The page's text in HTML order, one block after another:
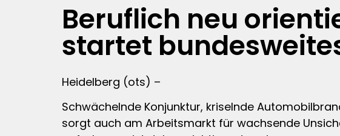
Beruflich neu
startet
Heidelberg (ots) –
Schwächelnde Konjunktur, kriselnde
sorgt auch am Arbeitsmarkt für wachsende